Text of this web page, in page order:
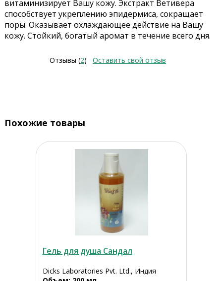
витаминизирует Вашу кожу. Экстракт Ветивера
способствует укреплению эпидермиса, сокращает
поры. Оказывает охлаждающее действие на Вашу
кожу. Стойкий, богатый аромат в течение всего дня.
Отзывы (2) Оставить свой отзыв
Похожие товары
Гель для душа Сандал
Dicks Laboratories Pvt. Ltd., Индия